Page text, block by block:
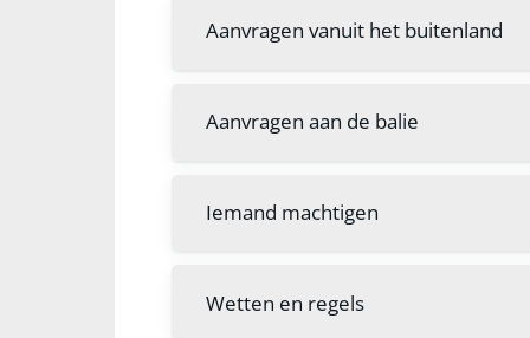
Aanvragen vanuit het buitenland
Aanvragen aan de balie
Iemand machtigen
Wetten en regels